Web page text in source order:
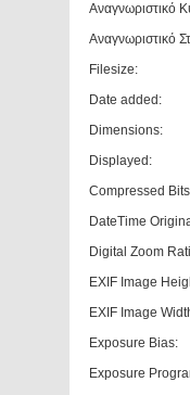
Αναγνωριστικό
Αναγνωριστικό
Filesize:
Date added:
Dimensions:
Displayed:
Compressed
DateTime
Digital Zoom
EXIF Image
EXIF Image
Exposure Bias:
Exposure